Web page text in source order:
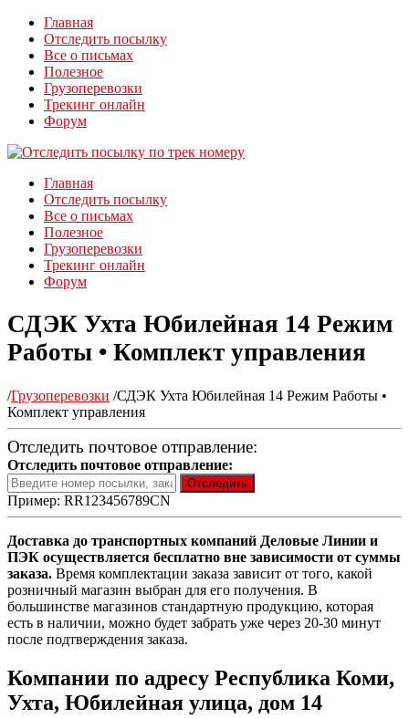
Главная
Отследить посылку
Все о письмах
Полезное
Грузоперевозки
Трекинг онлайн
Форум
Главная
Отследить посылку
Все о письмах
Полезное
Грузоперевозки
Трекинг онлайн
Форум
СДЭК Ухта Юбилейная 14 Режим
Работы • Комплект управления
/Грузоперевозки /СДЭК Ухта Юбилейная 14 Режим Работы •
Комплект управления
Отследить почтовое отправление:
Отследить почтовое отправление:
Пример: RR123456789CN
Доставка до транспортных компаний Деловые Линии и
ПЭК осуществляется бесплатно вне зависимости от суммы
заказа. Время комплектации заказа зависит от того, какой
розничный магазин выбран для его получения. В
большинстве магазинов стандартную продукцию, которая
есть в наличии, можно будет забрать уже через 20-30 минут
после подтверждения заказа.
Компании по адресу Республика Коми,
Ухта, Юбилейная улица, дом 14